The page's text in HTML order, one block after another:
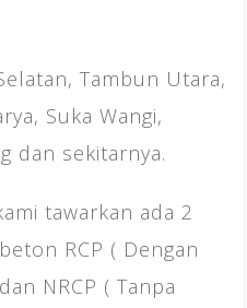
Tambun Utara,
Suka Wangi,
dan sekitarnya.
tawarkan ada 2
RCP ( Dengan
NRCP ( Tanpa